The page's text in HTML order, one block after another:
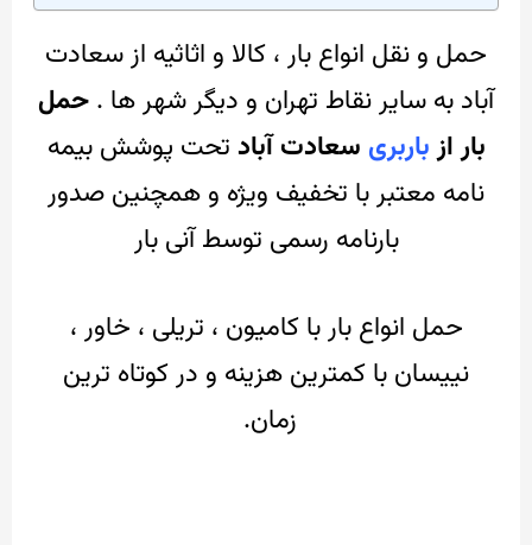
حمل و نقل انواع بار ، کالا و اثاثیه از سعادت
آباد به سایر نقاط تهران و دیگر شهر ها . حمل
بار ازباربری سعادت آباد تحت پوشش بیمه
نامه معتبر با تخفیف ویژه و همچنین صدور
بارنامه رسمی توسط آنی بار
حمل انواع بار با کامیون ، تریلی ، خاور ،
نییسان با کمترین هزینه و در کوتاه ترین
زمان.